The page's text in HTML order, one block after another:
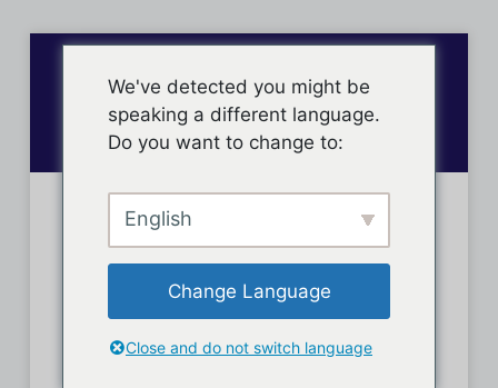
Inicio de sesión
We've detected you might be
speaking a different language.
Do you want to change to:
English
Change Language
Close and do not switch language